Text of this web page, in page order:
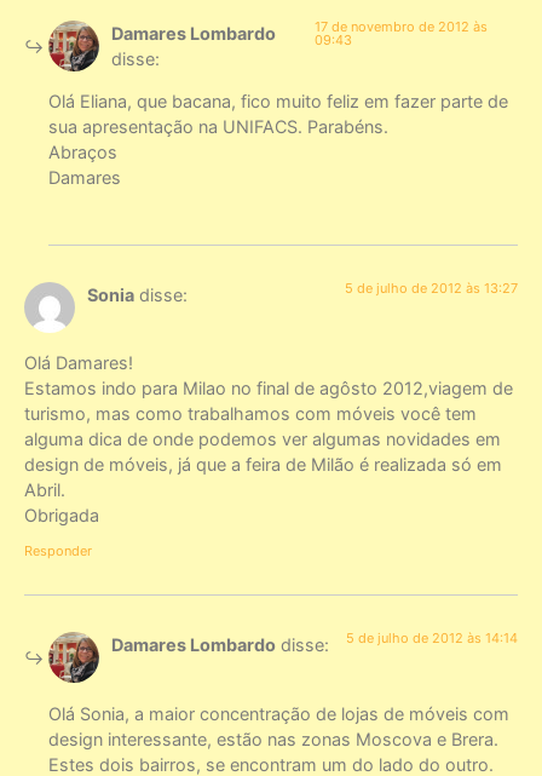
Damares Lombardo
disse:
17 de novembro de 2012 às
09:43
Olá Eliana, que bacana, fico muito feliz em fazer parte de
sua apresentação na UNIFACS. Parabéns.
Abraços
Damares
Sonia disse: 5 de julho de 2012 às 13:27
Olá Damares!
Estamos indo para Milao no final de agôsto 2012,viagem de
turismo, mas como trabalhamos com móveis você tem
alguma dica de onde podemos ver algumas novidades em
design de móveis, já que a feira de Milão é realizada só em
Abril.
Obrigada
Responder
Damares Lombardo disse: 5 de julho de 2012 às 14:14
Olá Sonia, a maior concentração de lojas de móveis com
design interessante, estão nas zonas Moscova e Brera.
Estes dois bairros, se encontram um do lado do outro.